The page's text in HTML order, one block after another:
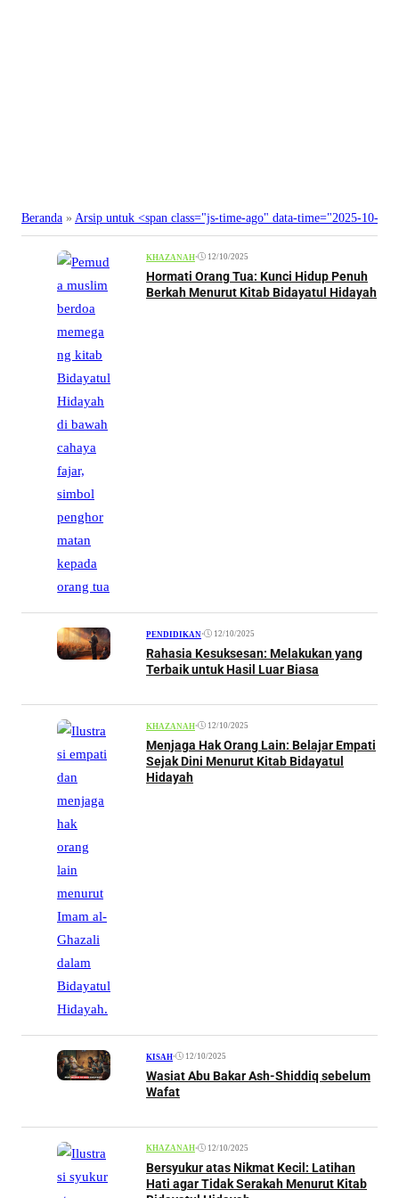
Beranda » Arsip untuk <span class="js-time-ago" data-time="2025-10-
KHAZANAH• 12/10/2025
Hormati Orang Tua: Kunci Hidup Penuh
Berkah Menurut Kitab Bidayatul Hidayah
PENDIDIKAN• 12/10/2025
Rahasia Kesuksesan: Melakukan yang
Terbaik untuk Hasil Luar Biasa
KHAZANAH• 12/10/2025
Menjaga Hak Orang Lain: Belajar Empati
Sejak Dini Menurut Kitab Bidayatul
Hidayah
KISAH• 12/10/2025
Wasiat Abu Bakar Ash-Shiddiq sebelum
Wafat
KHAZANAH• 12/10/2025
Bersyukur atas Nikmat Kecil: Latihan
Hati agar Tidak Serakah Menurut Kitab